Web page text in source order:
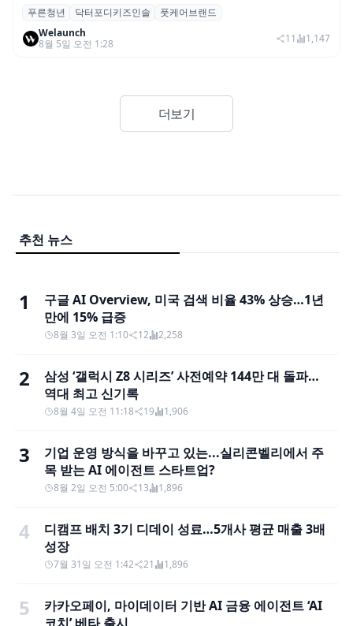
푸른청년, 성장기 아동 발 건강 위한 ‘닥터포
디 키즈 인솔’ 출시
푸른청년 닥터포디키즈인솔
풋케어브랜드
Welaunch
8월 5일 오전 1:28
11 1,147
더보기
추천 뉴스
1
구글 AI Overview, 미국 검색 비율 43% 상승…1년
만에 15% 급증
8월 3일 오전 1:10 12 2,258
2
삼성 ‘갤럭시 Z8 시리즈’ 사전예약 144만 대 돌파…
역대 최고 신기록
8월 4일 오전 11:18 19 1,906
3
기업 운영 방식을 바꾸고 있는...실리콘벨리에서 주
목 받는 AI 에이전트 스타트업?
8월 2일 오전 5:00 13 1,896
4
디캠프 배치 3기 디데이 성료…5개사 평균 매출 3배
성장
7월 31일 오전 1:42 21 1,896
5
카카오페이, 마이데이터 기반 AI 금융 에이전트 ‘AI